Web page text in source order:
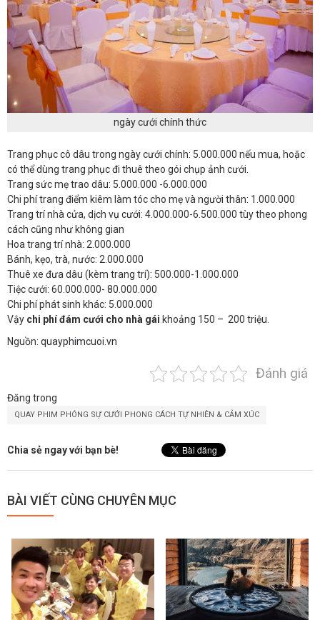
ngày cưới chính thức
Trang phục cô dâu trong ngày cưới chính: 5.000.000 nếu mua, hoặc
có thể dùng trang phục đi thuê theo gói chụp ảnh cưới.
Trang sức mẹ trao dâu: 5.000.000 -6.000.000
Chi phí trang điểm kiêm làm tóc cho mẹ và người thân: 1.000.000
Trang trí nhà cửa, dịch vụ cưới: 4.000.000-6.500.000 tùy theo phong
cách cũng như không gian
Hoa trang trí nhà: 2.000.000
Bánh, kẹo, trà, nước: 2.000.000
Thuê xe đưa dâu (kèm trang trí): 500.000-1.000.000
Tiệc cưới: 60.000.000- 80.000.000
Chi phí phát sinh khác: 5.000.000
Vậy chi phí đám cưới cho nhà gái khoảng 150 – 200 triệu.
Nguồn: quayphimcuoi.vn
Đánh giá
Đăng trong
QUAY PHIM PHÓNG SỰ CƯỚI PHONG CÁCH TỰ NHIÊN & CẢM XÚC
Chia sẻ ngay với bạn bè!
BÀI VIẾT CÙNG CHUYÊN MỤC